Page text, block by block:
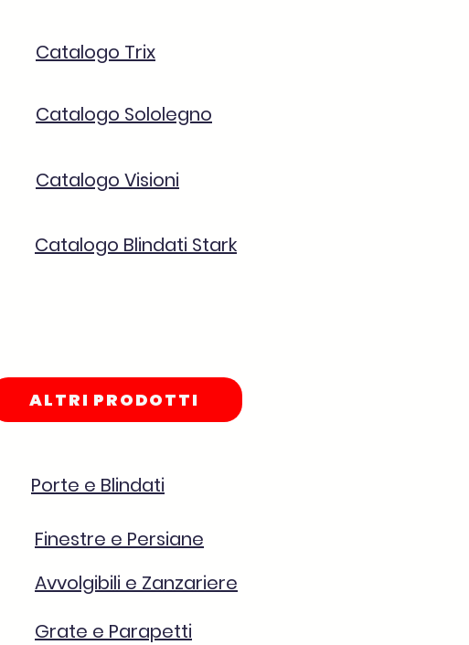
Catalogo Trix
Catalogo Sololegno
Catalogo Visioni
Catalogo Blindati Stark
ALTRI PRODOTTI
Porte e Blindati
Finestre e Persiane
Avvolgibili e Zanzariere
Grate e Parapetti